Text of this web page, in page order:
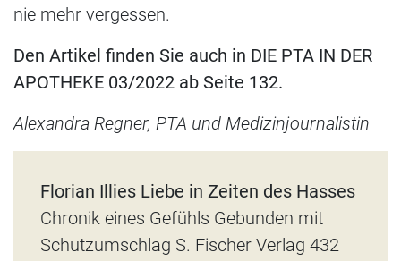
nie mehr vergessen.
Den Artikel finden Sie auch in DIE PTA IN DER
APOTHEKE 03/2022 ab Seite 132.
Alexandra Regner, PTA und Medizinjournalistin
Florian Illies Liebe in Zeiten des Hasses
Chronik eines Gefühls Gebunden mit
Schutzumschlag S. Fischer Verlag 432